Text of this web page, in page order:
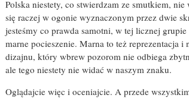
Polska niestety, co stwierdzam ze smutkiem,
się raczej w ogonie wyznaczonym przez dwie
jesteśmy co prawda samotni, w tej licznej
marne pocieszenie. Marna to też reprezentacja i
dizajnu, który wbrew pozorom nie odbiega
ale tego niestety nie widać w naszym znaku.
Oglądajcie więc i oceniajcie. A przede